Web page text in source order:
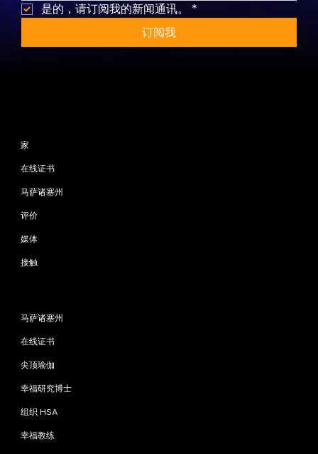
是的，请订阅我的新闻通讯。
*
订阅我
家
在线证书
马萨诸塞州
评价
媒体
接触
马萨诸塞州
在线证书
尖顶瑜伽
幸福研究博士
组织 HSA
幸福教练